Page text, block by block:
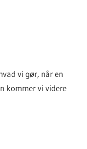
vi gør, når en
kommer vi videre